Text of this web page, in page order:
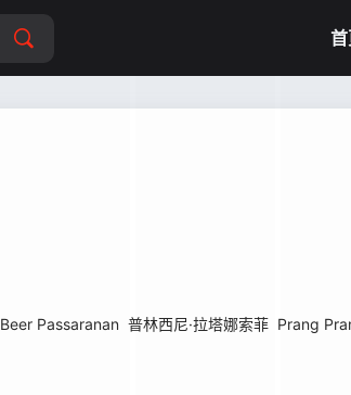
Beer Passaranan 普林西尼·拉塔娜索菲 Prang